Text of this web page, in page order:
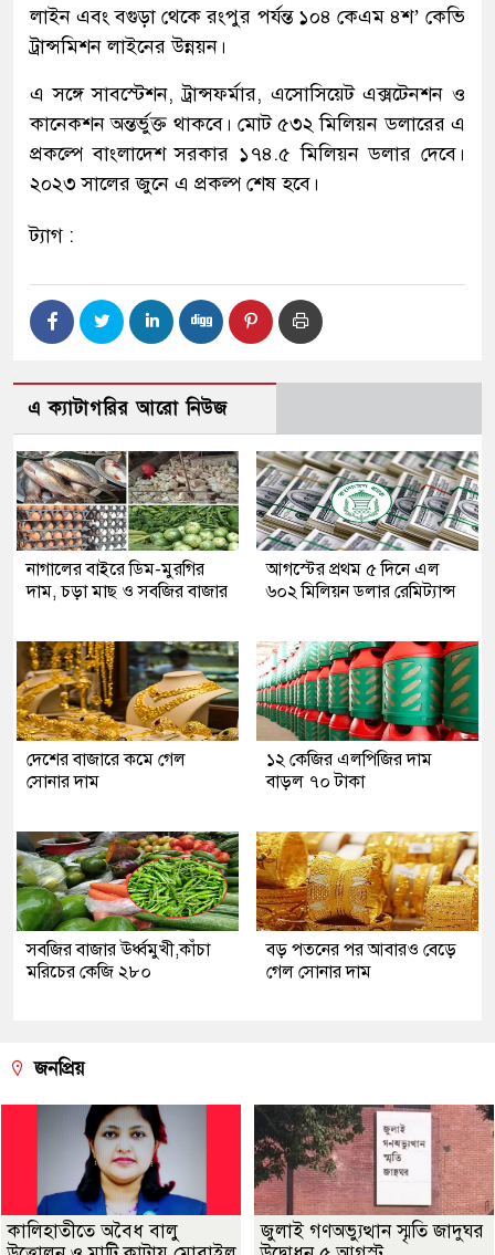
লাইন এবং বগুড়া থেকে রংপুর পর্যন্ত ১০৪ কেএম ৪শ’ কেভি
ট্রান্সমিশন লাইনের উন্নয়ন।
এ সঙ্গে সাবস্টেশন, ট্রান্সফর্মার, এসোসিয়েট এক্সটেনশন ও
কানেকশন অন্তর্ভুক্ত থাকবে। মোট ৫৩২ মিলিয়ন ডলারের এ
প্রকল্পে বাংলাদেশ সরকার ১৭৪.৫ মিলিয়ন ডলার দেবে।
২০২৩ সালের জুনে এ প্রকল্প শেষ হবে।
ট্যাগ :
এ ক্যাটাগরির আরো নিউজ
নাগালের বাইরে ডিম-মুরগির
দাম, চড়া মাছ ও সবজির বাজার
আগস্টের প্রথম ৫ দিনে এল
৬০২ মিলিয়ন ডলার রেমিট্যান্স
দেশের বাজারে কমে গেল
সোনার দাম
১২ কেজির এলপিজির দাম
বাড়ল ৭০ টাকা
সবজির বাজার ঊর্ধ্বমুখী,কাঁচা
মরিচের কেজি ২৮০
বড় পতনের পর আবারও বেড়ে
গেল সোনার দাম
জনপ্রিয়
কালিহাতীতে অবৈধ বালু
জুলাই গণঅভ্যুত্থান স্মৃতি জাদুঘর